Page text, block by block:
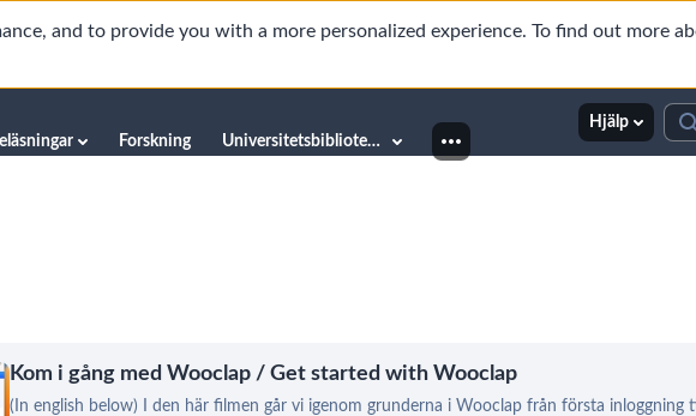
and to provide you with a more personalized experience. To find out more
Forskning Universitetsbiblioteket
Hjälp
Kom i gång med Wooclap / Get started with Wooclap
(In english below) I den här filmen går vi igenom grunderna i Wooclap från första inloggning